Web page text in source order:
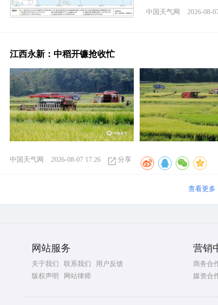
中国天气网 2026-08-
江西永新：中稻开镰抢收忙
中国天气网 2026-08-07 17:26 分享
查看更多
网站服务
关于我们 联系我们
用户反馈
版权声明
网站律师
营销
商务合
媒资合